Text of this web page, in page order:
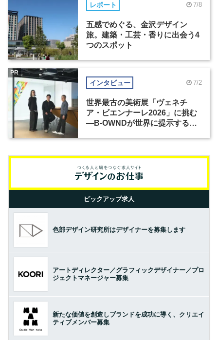
レポート 7/8
五感でめぐる、金沢デザイン
旅。建築・工芸・香りに出会う4
つのスポット
インタビュー 7/2
世界最古の美術展「ヴェネチ
ア・ビエンナーレ2026」に挑む
―B-OWNDが世界に提示する美
PR
ピックアップ求人
色部デザイン研究所はデザイナーを募集します
アートディレクター／グラフィックデザイナー／プロ
ジェクトマネージャー募集
新たな価値を創造しブランドを成功に導く、クリエイ
ティブメンバー募集